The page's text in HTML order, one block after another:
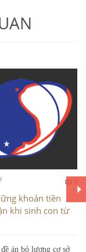

khoản tiền
khi sinh con từ
án bỏ lương cơ sở